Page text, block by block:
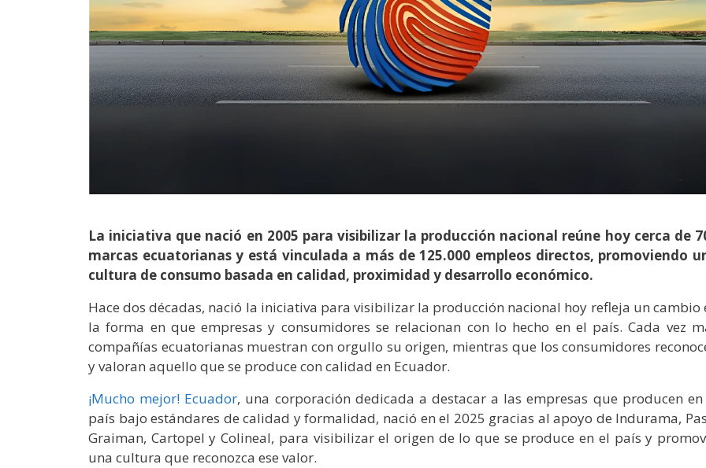
La iniciativa que nació en 2005 para visibilizar la producción nacional reúne hoy cerca de
marcas ecuatorianas y está vinculada a más de 125.000 empleos directos, promoviendo
cultura de consumo basada en calidad, proximidad y desarrollo económico.
Hace dos décadas, nació la iniciativa para visibilizar la producción nacional hoy refleja un cambio
la forma en que empresas y consumidores se relacionan con lo hecho en el país. Cada vez
compañías ecuatorianas muestran con orgullo su origen, mientras que los consumidores
y valoran aquello que se produce con calidad en Ecuador.
¡Mucho mejor! Ecuador, una corporación dedicada a destacar a las empresas que producen en
país bajo estándares de calidad y formalidad, nació en el 2025 gracias al apoyo de Indurama,
Graiman, Cartopel y Colineal, para visibilizar el origen de lo que se produce en el país y
una cultura que reconozca ese valor.